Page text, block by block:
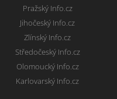
Pražský Info.cz
Jihočeský Info.cz
Zlínský Info.cz
Středočeský Info.cz
Olomoucký Info.cz
Karlovarský Info.cz